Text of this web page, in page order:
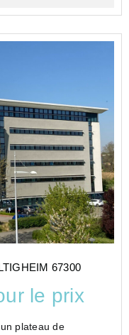
67300
le prix
plateau de